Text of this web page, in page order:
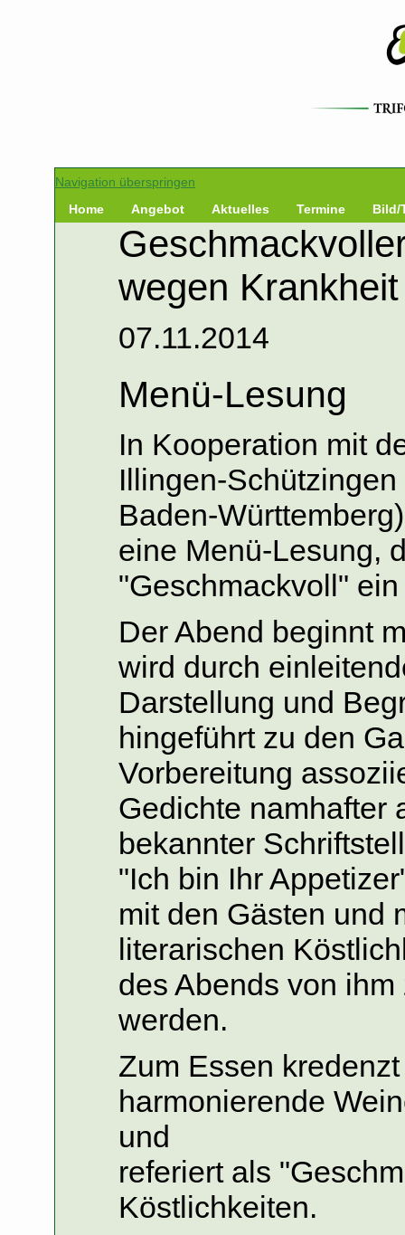
Navigation überspringen
Home
Angebot Aktuelles Termine Bild/
wegen
07.11.2014
Menü-Lesung
In Kooperation mit
Illingen-
Baden-
eine Menü-Lesung,
"Geschmackvoll"
Der Abend beginnt
wird durch
Darstellung und
hingeführt zu den
Vorbereitung
Gedichte namhafter
bekannter
"Ich bin Ihr
mit den Gästen und
literarischen
des Abends von
werden.
Zum Essen
harmonierende
und
referiert als
Köstlichkeiten.